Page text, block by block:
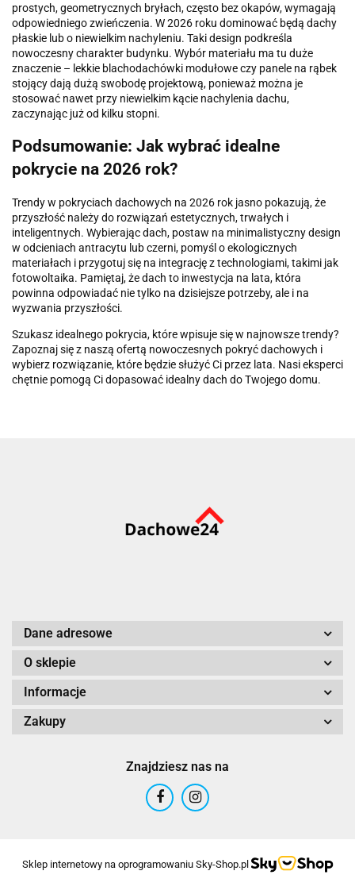
prostych, geometrycznych bryłach, często bez okapów, wymagają
odpowiedniego zwieńczenia. W 2026 roku dominować będą dachy
płaskie lub o niewielkim nachyleniu. Taki design podkreśla
nowoczesny charakter budynku. Wybór materiału ma tu duże
znaczenie – lekkie blachodachówki modułowe czy panele na rąbek
stojący dają dużą swobodę projektową, ponieważ można je
stosować nawet przy niewielkim kącie nachylenia dachu,
zaczynając już od kilku stopni.
Podsumowanie: Jak wybrać idealne
pokrycie na 2026 rok?
Trendy w pokryciach dachowych na 2026 rok jasno pokazują, że
przyszłość należy do rozwiązań estetycznych, trwałych i
inteligentnych. Wybierając dach, postaw na minimalistyczny design
w odcieniach antracytu lub czerni, pomyśl o ekologicznych
materiałach i przygotuj się na integrację z technologiami, takimi jak
fotowoltaika. Pamiętaj, że dach to inwestycja na lata, która
powinna odpowiadać nie tylko na dzisiejsze potrzeby, ale i na
wyzwania przyszłości.
Szukasz idealnego pokrycia, które wpisuje się w najnowsze trendy?
Zapoznaj się z naszą ofertą nowoczesnych pokryć dachowych i
wybierz rozwiązanie, które będzie służyć Ci przez lata. Nasi eksperci
chętnie pomogą Ci dopasować idealny dach do Twojego domu.
Dane adresowe
O sklepie
Informacje
Zakupy
Znajdziesz nas na
Sklep internetowy na oprogramowaniu Sky-Shop.pl